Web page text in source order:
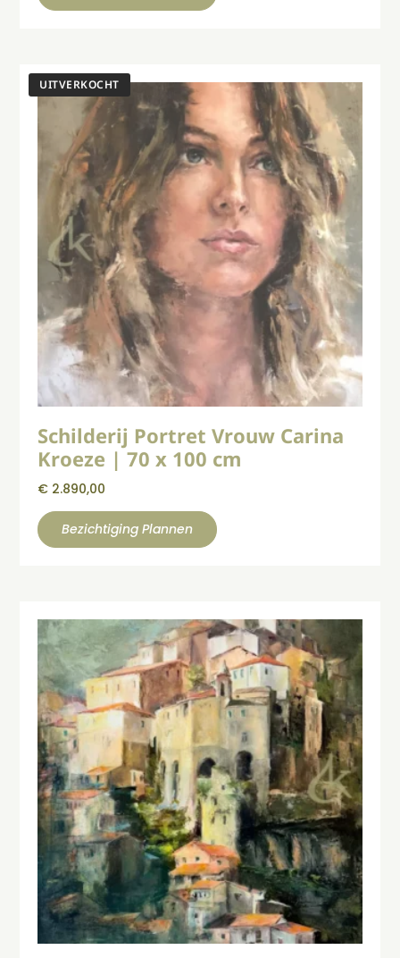
Schilderij Portret Vrouw Carina
Kroeze | 70 x 100 cm
€ 2.890,00
Bezichtiging Plannen